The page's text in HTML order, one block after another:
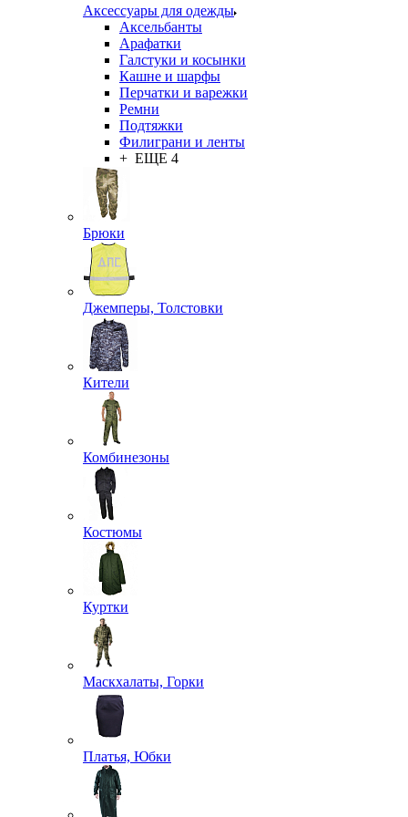
Аксессуары для одежды
Аксельбанты
Арафатки
Галстуки и косынки
Кашне и шарфы
Перчатки и варежки
Ремни
Подтяжки
Филиграни и ленты
+ ЕЩЕ 4
Брюки
Джемперы, Толстовки
Кители
Комбинезоны
Костюмы
Куртки
Маскхалаты, Горки
Платья, Юбки